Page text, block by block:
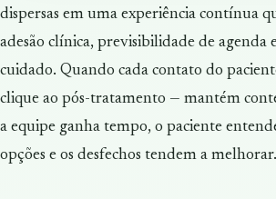
dispersas em uma experiência contínua
adesão clínica, previsibilidade de agenda
cuidado. Quando cada contato do
clique ao pós-tratamento — mantém
a equipe ganha tempo, o paciente
opções e os desfechos tendem a melhorar.